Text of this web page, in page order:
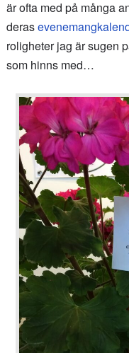
är ofta med på många
deras
roligheter jag är sugen
som hinns med…